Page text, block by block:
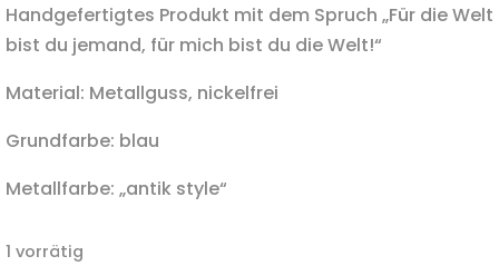
Handgefertigtes Produkt mit dem Spruch „Für die Welt
bist du jemand, für mich bist du die Welt!“
Material: Metallguss, nickelfrei
Grundfarbe: blau
Metallfarbe: „antik style“
1 vorrätig